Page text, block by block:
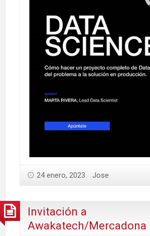
24 enero, 2023 Jose
Invitación a
Awakatech/Mercadona